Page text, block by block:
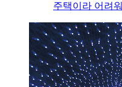
주택이라 어려워